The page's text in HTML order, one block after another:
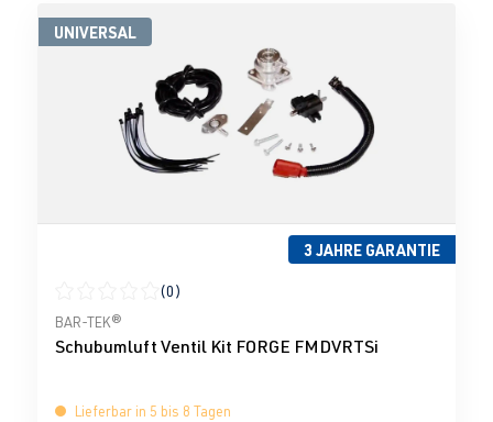
UNIVERSAL
3 JAHRE GARANTIE
Durchschnittliche Bewertung von 0 von 5 Sternen
(0)
BAR-TEK®
Schubumluft Ventil Kit FORGE FMDVRTSi
Lieferbar in 5 bis 8 Tagen